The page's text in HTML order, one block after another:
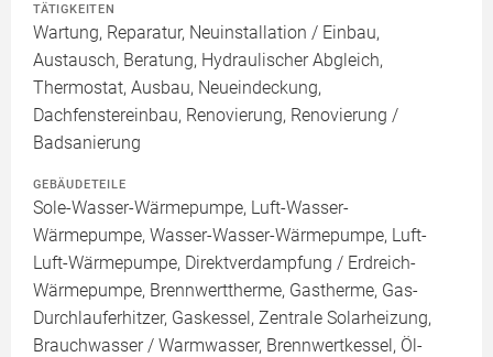
TÄTIGKEITEN
Wartung, Reparatur, Neuinstallation / Einbau,
Austausch, Beratung, Hydraulischer Abgleich,
Thermostat, Ausbau, Neueindeckung,
Dachfenstereinbau, Renovierung, Renovierung /
Badsanierung
GEBÄUDETEILE
Sole-Wasser-Wärmepumpe, Luft-Wasser-
Wärmepumpe, Wasser-Wasser-Wärmepumpe, Luft-
Luft-Wärmepumpe, Direktverdampfung / Erdreich-
Wärmepumpe, Brennwerttherme, Gastherme, Gas-
Durchlauferhitzer, Gaskessel, Zentrale Solarheizung,
Brauchwasser / Warmwasser, Brennwertkessel, Öl-